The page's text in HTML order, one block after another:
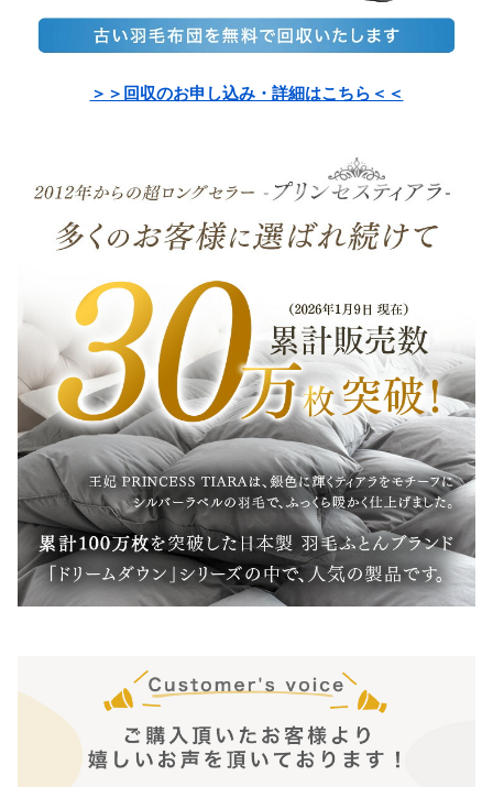
＞＞回収のお申し込み・詳細はこちら＜＜